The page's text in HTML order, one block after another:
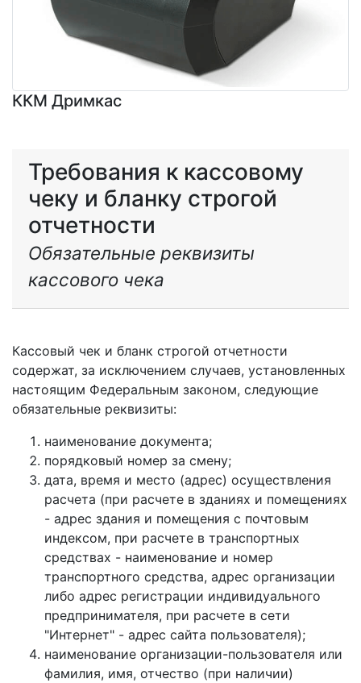
ККМ Дримкас
Требования к кассовому
чеку и бланку строгой
отчетности
Обязательные реквизиты
кассового чека
Кассовый чек и бланк строгой отчетности
содержат, за исключением случаев, установленных
настоящим Федеральным законом, следующие
обязательные реквизиты:
наименование документа;
порядковый номер за смену;
дата, время и место (адрес) осуществления
расчета (при расчете в зданиях и помещениях
- адрес здания и помещения с почтовым
индексом, при расчете в транспортных
средствах - наименование и номер
транспортного средства, адрес организации
либо адрес регистрации индивидуального
предпринимателя, при расчете в сети
"Интернет" - адрес сайта пользователя);
наименование организации-пользователя или
фамилия, имя, отчество (при наличии)